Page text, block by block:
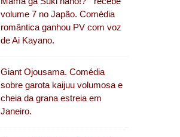
volume 7 no Japão. Comédia
romântica ganhou PV com voz
de Ai Kayano.
Giant Ojousama. Comédia
sobre garota kaijuu volumosa e
cheia da grana estreia em
Janeiro.